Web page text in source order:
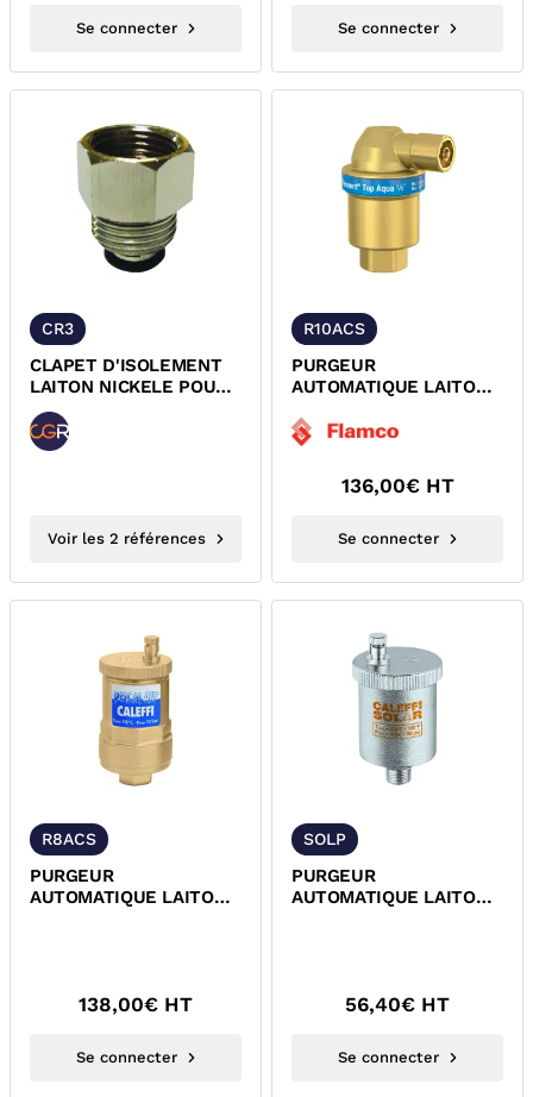
Se connecter Se connecter
CR3
CLAPET D'ISOLEMENT
LAITON NICKELE POUR
PURGEUR
AUTOMATIQUE
Voir les 2 références
R10ACS
PURGEUR
AUTOMATIQUE LAITON
FLAMCO 28508
136,00€ HT
Se connecter
R8ACS
PURGEUR
AUTOMATIQUE LAITON
138,00€ HT
Se connecter
SOLP
PURGEUR
AUTOMATIQUE LAITON
56,40€ HT
Se connecter